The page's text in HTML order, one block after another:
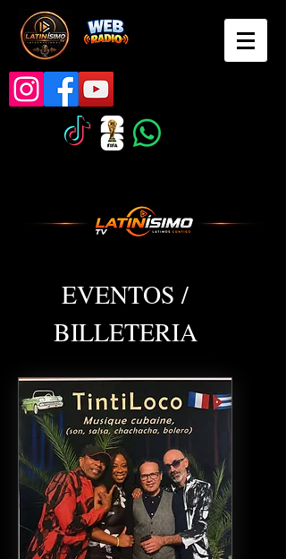
EVENTOS /
BILLETERIA